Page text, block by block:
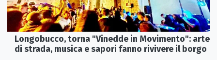
Longobucco, torna "Vinedde in Movimento": arte
di strada, musica e sapori fanno rivivere il borgo